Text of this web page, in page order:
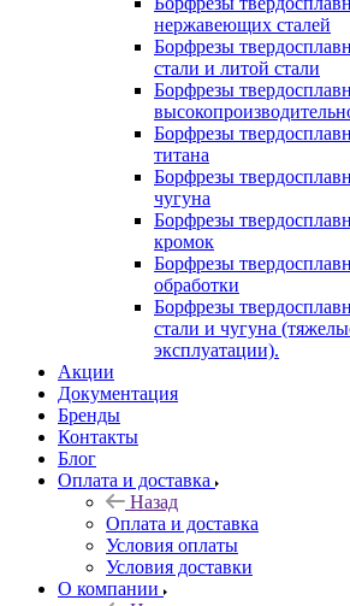
нержавеющих сталей
Борфрезы
стали и литой стали
Борфрезы
Борфрезы
титана
Борфрезы
чугуна
Борфрезы
кромок
Борфрезы
обработки
Борфрезы
стали и чугуна
эксплуатации).
Акции
Документация
Бренды
Контакты
Блог
Оплата и доставка
Назад
Оплата и доставка
Условия оплаты
Условия доставки
О компании